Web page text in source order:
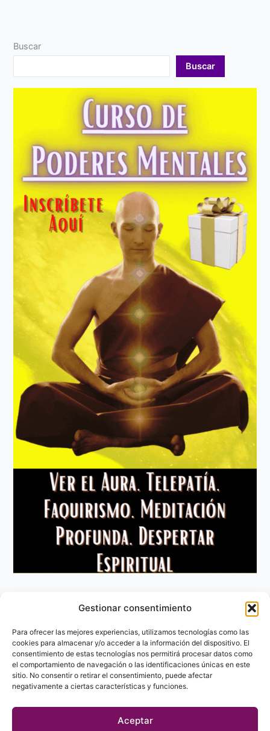
Gestionar consentimiento
Para ofrecer las mejores experiencias, utilizamos tecnologías como las
cookies para almacenar y/o acceder a la información del dispositivo. El
consentimiento de estas tecnologías nos permitirá procesar datos como
el comportamiento de navegación o las identificaciones únicas en este
sitio. No consentir o retirar el consentimiento, puede afectar
negativamente a ciertas características y funciones.
Aceptar
Buscar
Buscar
Aviso Legal
Política de privacidad
Política de Cookies
Contacto